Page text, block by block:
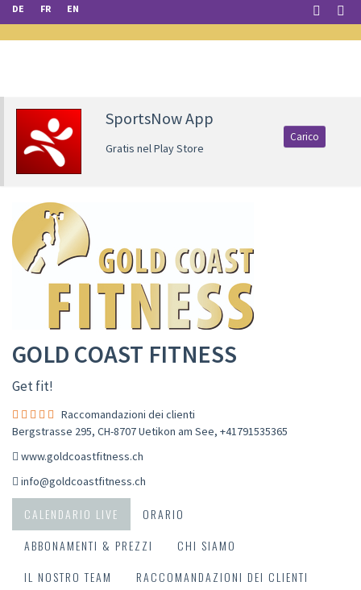
DE FR EN
SportsNow App
Gratis nel Play Store
Carico
GOLD COAST FITNESS
Get fit!
Raccomandazioni dei clienti
Bergstrasse 295, CH-8707 Uetikon am See, +41791535365
www.goldcoastfitness.ch
info@goldcoastfitness.ch
CALENDARIO LIVE
ORARIO
ABBONAMENTI & PREZZI
CHI SIAMO
IL NOSTRO TEAM
RACCOMANDAZIONI DEI CLIENTI